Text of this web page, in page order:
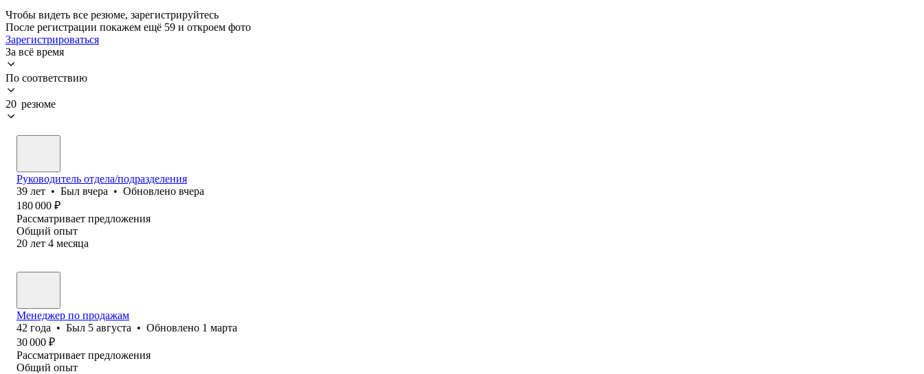
Чтобы видеть все резюме, зарегистрируйтесь
После регистрации покажем ещё 59 и откроем фото
Зарегистрироваться
За всё время
По соответствию
20 резюме
Руководитель отдела/подразделения
39 лет • Был вчера • Обновлено вчера
180 000 ₽
Рассматривает предложения
Общий опыт
20 лет 4 месяца
Менеджер по продажам
42 года • Был 5 августа • Обновлено 1 марта
30 000 ₽
Рассматривает предложения
Общий опыт